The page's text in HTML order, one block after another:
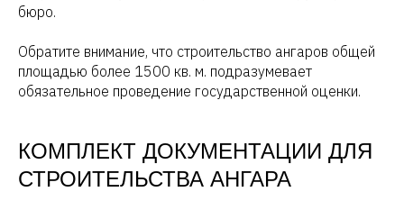
бюро.
Обратите внимание, что строительство ангаров общей
площадью более 1500 кв. м. подразумевает
обязательное проведение государственной оценки.
КОМПЛЕКТ ДОКУМЕНТАЦИИ ДЛЯ
СТРОИТЕЛЬСТВА АНГАРА